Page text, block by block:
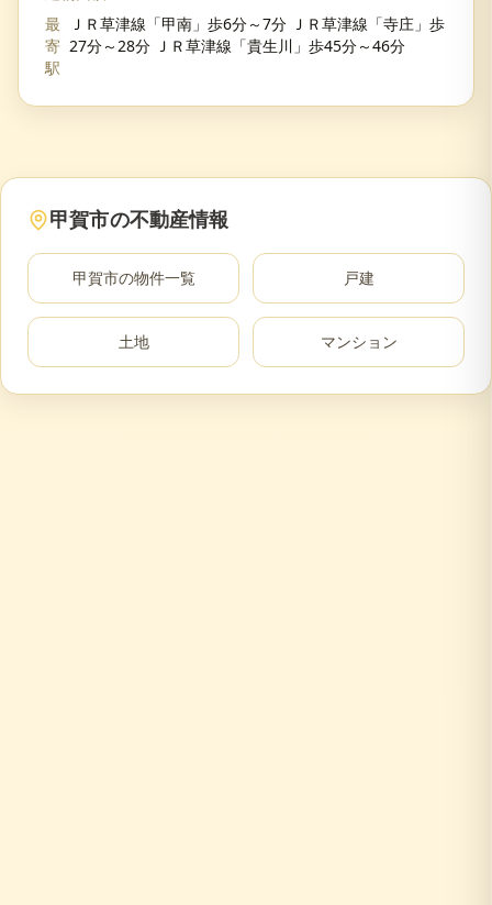
最
寄
駅
ＪＲ草津線「甲南」歩6分～7分 ＪＲ草津線「寺庄」歩
27分～28分 ＪＲ草津線「貴生川」歩45分～46分
甲賀市の不動産情報
甲賀市の物件一覧 戸建
土地 マンション